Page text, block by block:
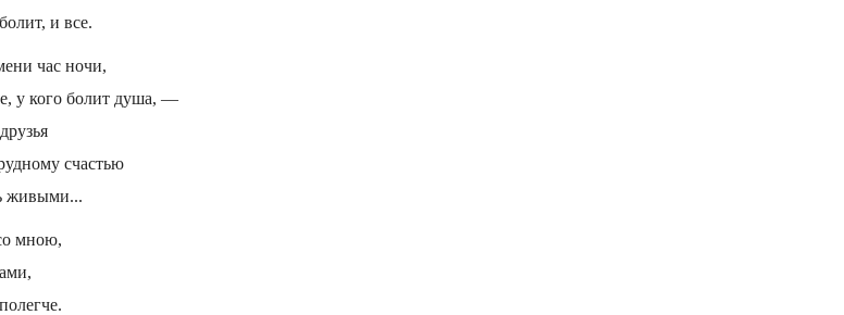
и все.
час ночи,
у кого болит душа, —
счастью
живыми...
мною,